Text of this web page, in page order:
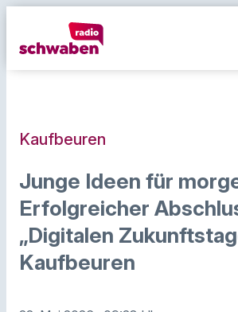
Kaufbeuren
Junge Ideen für
Erfolgreicher
„Digitalen
Kaufbeuren